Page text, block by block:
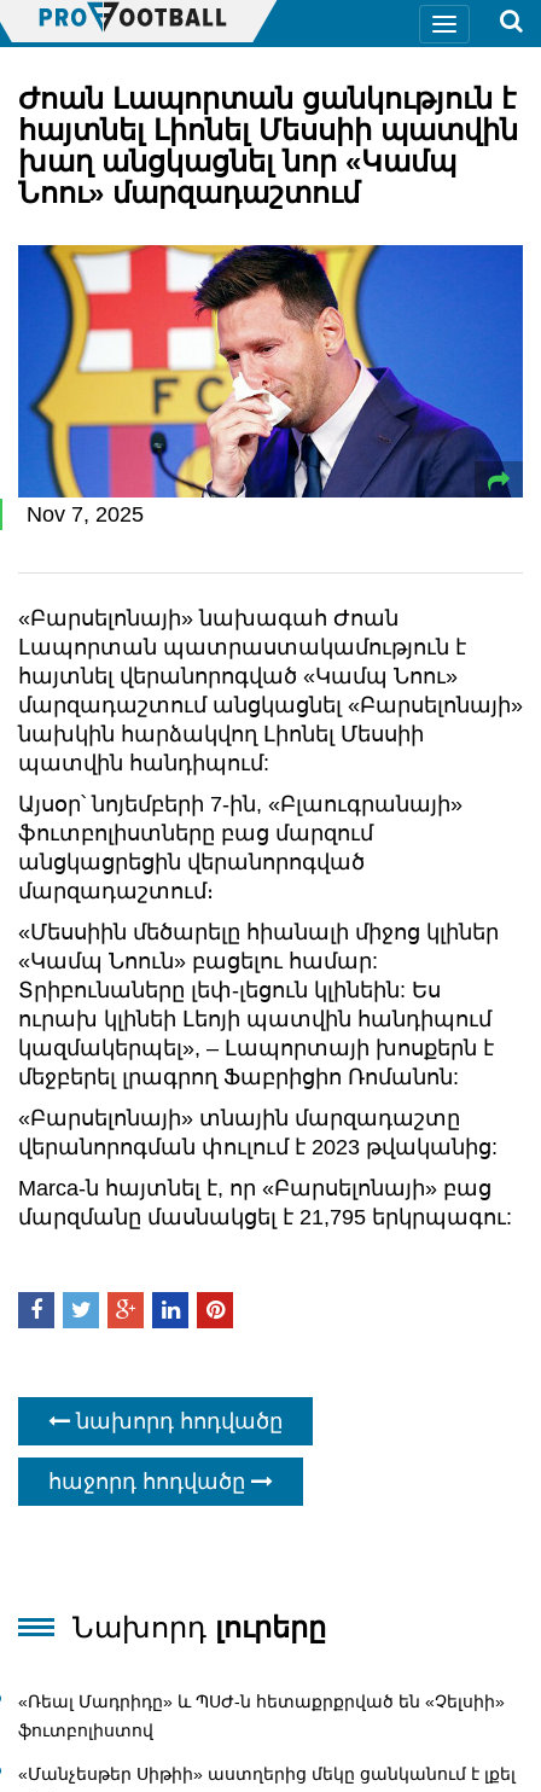
Ժոան Լապորտան ցանկություն է
հայտնել Լիոնել Մեսսիի պատվին
խաղ անցկացնել նոր «Կամպ
Նոու» մարզադաշտում
Nov 7, 2025
«Բարսելոնայի» նախագահ Ժոան
Լապորտան պատրաստակամություն է
հայտնել վերանորոգված «Կամպ Նոու»
մարզադաշտում անցկացնել «Բարսելոնայի»
նախկին հարձակվող Լիոնել Մեսսիի
պատվին հանդիպում:
Այսօր՝ նոյեմբերի 7-ին, «Բլաուգրանայի»
ֆուտբոլիստները բաց մարզում
անցկացրեցին վերանորոգված
մարզադաշտում։
«Մեսսիին մեծարելը հիանալի միջոց կլիներ
«Կամպ Նոուն» բացելու համար:
Տրիբունաները լեփ-լեցուն կլինեին: Ես
ուրախ կլինեի Լեոյի պատվին հանդիպում
կազմակերպել», – Լապորտայի խոսքերն է
մեջբերել լրագրող Ֆաբրիցիո Ռոմանոն:
«Բարսելոնայի» տնային մարզադաշտը
վերանորոգման փուլում է 2023 թվականից:
Marca-ն հայտնել է, որ «Բարսելոնայի» բաց
մարզմանը մասնակցել է 21,795 երկրպագու:
նախորդ հոդվածը
հաջորդ հոդվածը
Նախորդ լուրերը
«Ռեալ Մադրիդը» և ՊՍԺ-ն հետաքրքրված են «Չելսիի»
ֆուտբոլիստով
«Մանչեսթեր Սիթիի» աստղերից մեկը ցանկանում է լքել